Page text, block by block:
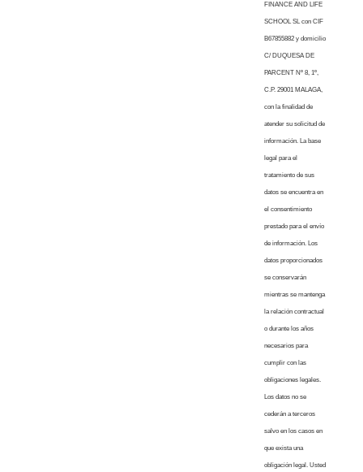
FINANCE AND LIFE
SCHOOL SL con CIF
B67855882 y domicilio
C/ DUQUESA DE
PARCENT Nº 8, 1º,
C.P. 29001 MALAGA,
con la finalidad de
atender su solicitud de
información. La base
legal para el
tratamiento de sus
datos se encuentra en
el consentimiento
prestado para el envío
de información. Los
datos proporcionados
se conservarán
mientras se mantenga
la relación contractual
o durante los años
necesarios para
cumplir con las
obligaciones legales.
Los datos no se
cederán a terceros
salvo en los casos en
que exista una
obligación legal. Usted